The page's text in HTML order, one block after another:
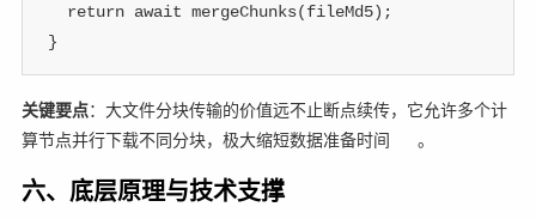
return await mergeChunks(fileMd5) ;
}
关键要点：大文件分块传输的价值远不止断点续传，它允许多个计
算节点并行下载不同分块，极大缩短数据准备时间
。
六、底层原理与技术支撑